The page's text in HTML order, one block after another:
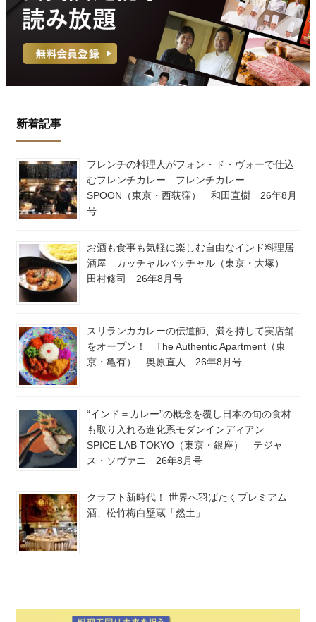
新着記事
フレンチの料理人がフォン・ド・ヴォーで仕込
むフレンチカレー フレンチカレー
SPOON（東京・西荻窪） 和田直樹 26年8月
号
お酒も食事も気軽に楽しむ自由なインド料理居
酒屋 カッチャルバッチャル（東京・大塚）
田村修司 26年8月号
スリランカカレーの伝道師、満を持して実店舗
をオープン！ The Authentic Apartment（東
京・亀有） 奥原直人 26年8月号
“インド＝カレー”の概念を覆し日本の旬の食材
も取り入れる進化系モダンインディアン
SPICE LAB TOKYO（東京・銀座） テジャ
ス・ソヴァニ 26年8月号
クラフト新時代！ 世界へ羽ばたくプレミアム
酒、松竹梅白壁蔵「然土」